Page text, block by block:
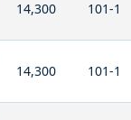
14,300 101-1
14,300 101-1